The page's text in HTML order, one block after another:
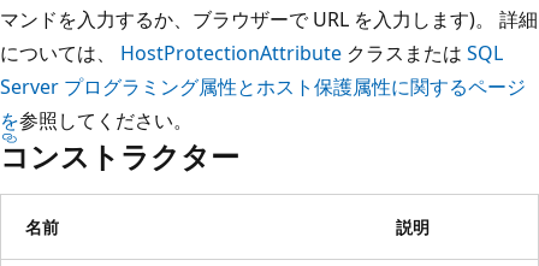
マンドを入力するか、ブラウザーで URL を入力します)。 詳細
については、 HostProtectionAttribute クラスまたは SQL
Server プログラミング属性とホスト保護属性に関するページ
を参照してください。
コンストラクター
名前 説明